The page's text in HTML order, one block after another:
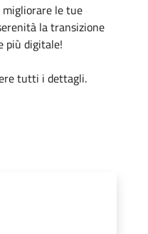
le tue
la transizione
più digitale!
tutti i dettagli.